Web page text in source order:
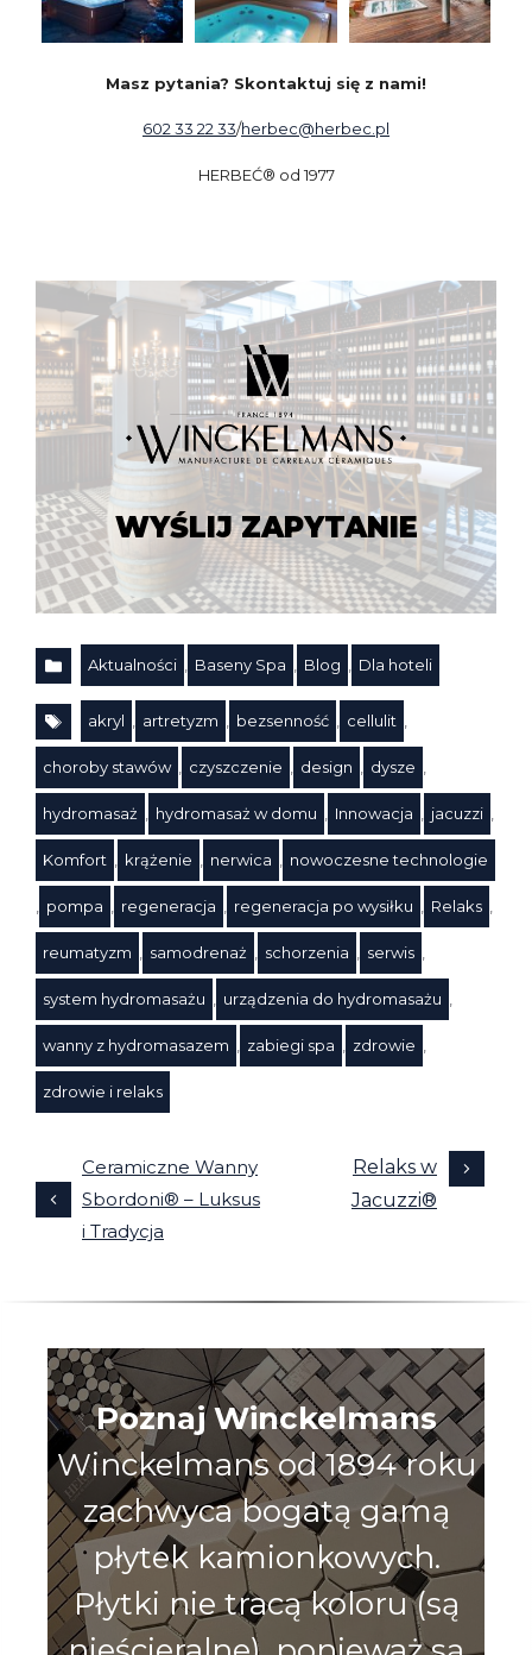
Masz pytania? Skontaktuj się z nami!
602 33 22 33/herbec@herbec.pl
HERBEĆ® od 1977
WYŚLIJ ZAPYTANIE
KategorieAktualności , Baseny Spa , Blog , Dla hoteli
Tagi
akryl , artretyzm , bezsenność , cellulit ,
choroby stawów , czyszczenie , design , dysze ,
hydromasaż , hydromasaż w domu , Innowacja , jacuzzi ,
Komfort , krążenie , nerwica , nowoczesne technologie
, pompa , regeneracja , regeneracja po wysiłku , Relaks ,
reumatyzm , samodrenaż , schorzenia , serwis ,
system hydromasażu , urządzenia do hydromasażu ,
wanny z hydromasazem , zabiegi spa , zdrowie ,
zdrowie i relaks
Ceramiczne Wanny
Sbordoni® – Luksus
i Tradycja
Relaks w
Jacuzzi®
Poznaj Winckelmans
Winckelmans od 1894 roku
zachwyca bogatą gamą
płytek kamionkowych.
Płytki nie tracą koloru (są